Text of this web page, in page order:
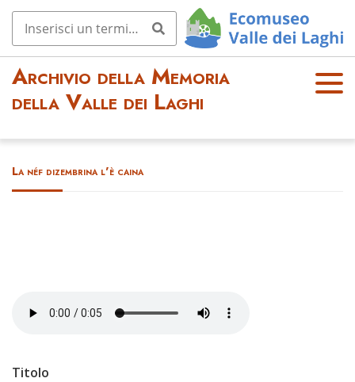
Archivio della Memoria
della Valle dei Laghi
OPE
La néf dizembrina l'è caina
Titolo